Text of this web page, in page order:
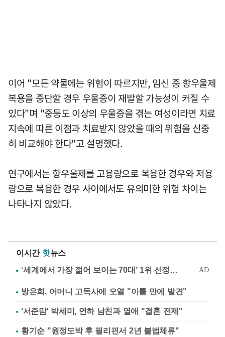
이어 "모든 약물에는 위험이 따르지만, 임신 중 항우울제
복용을 중단할 경우 우울증이 재발할 가능성이 커질 수
있다"며 "중등도 이상의 우울증을 겪는 여성이라면 치료
지속에 따른 이점과 치료받지 않았을 때의 위험을 신중
히 비교해야 한다"고 설명했다.
연구에서는 항우울제를 고용량으로 복용한 경우와 저용
량으로 복용한 경우 사이에서도 유의미한 위험 차이는
나타나지 않았다.
이시간 핫뉴스
방은희, 어머니 고독사에 오열 "이틀 만에 발견"
'서준맘' 박세미, 연하 남친과 열애 "결혼 전제"
황기순 "원정도박 후 필리핀서 2년 불법체류"